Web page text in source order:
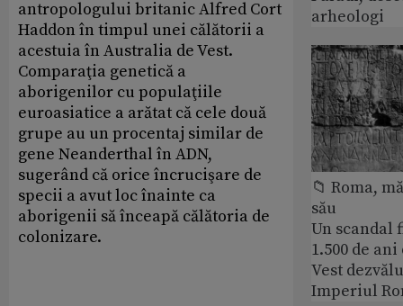
antropologului britanic Alfred Cort
Haddon în timpul unei călătorii a
acestuia în Australia de Vest.
Comparaţia genetică a
aborigenilor cu populaţiile
euroasiatice a arătat că cele două
grupe au un procentaj similar de
gene Neanderthal în ADN,
sugerând că orice încrucişare de
specii a avut loc înainte ca
aborigenii să înceapă călătoria de
colonizare.
arheologi
📁 Roma,
său
Un scandal
1.500 de
Vest
Imperiul